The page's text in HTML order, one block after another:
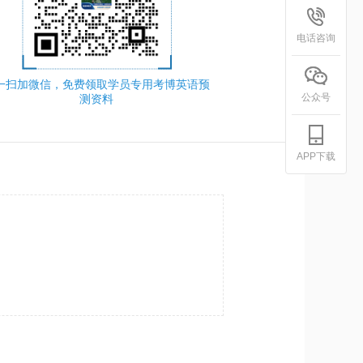
扫加微信，免费领取学员专用考博英语预
测资料
电话咨询
公众号
APP下载